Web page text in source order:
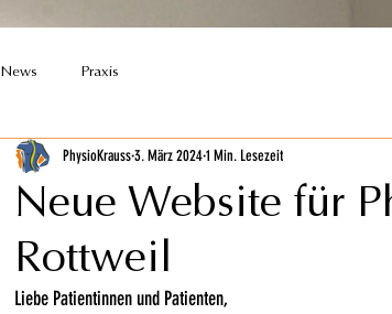
News Praxis
Neue Website für
Rottweil
PhysioKrauss3. März 20241 Min. Lesezeit
Liebe Patientinnen und Patienten,